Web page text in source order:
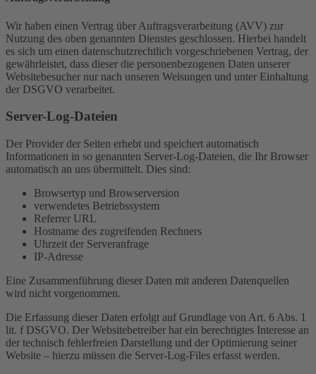
Wir haben einen Vertrag über Auftragsverarbeitung (AVV) zur
Nutzung des oben genannten Dienstes geschlossen. Hierbei handelt
es sich um einen datenschutzrechtlich vorgeschriebenen Vertrag, der
gewährleistet, dass dieser die personenbezogenen Daten unserer
Websitebesucher nur nach unseren Weisungen und unter Einhaltung
der DSGVO verarbeitet.
Server-Log-Dateien
Der Provider der Seiten erhebt und speichert automatisch
Informationen in so genannten Server-Log-Dateien, die Ihr Browser
automatisch an uns übermittelt. Dies sind:
Browsertyp und Browserversion
verwendetes Betriebssystem
Referrer URL
Hostname des zugreifenden Rechners
Uhrzeit der Serveranfrage
IP-Adresse
Eine Zusammenführung dieser Daten mit anderen Datenquellen
wird nicht vorgenommen.
Die Erfassung dieser Daten erfolgt auf Grundlage von Art. 6 Abs. 1
lit. f DSGVO. Der Websitebetreiber hat ein berechtigtes Interesse an
der technisch fehlerfreien Darstellung und der Optimierung seiner
Website – hierzu müssen die Server-Log-Files erfasst werden.